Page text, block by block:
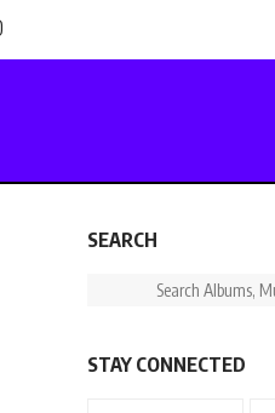
SEARCH
STAY CONNECTED